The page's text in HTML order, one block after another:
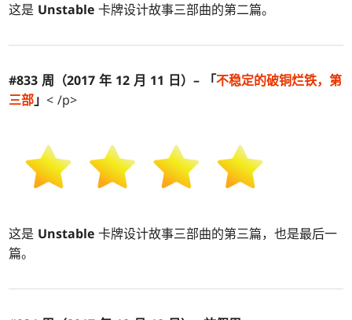
这是 Unstable卡牌设计故事三部曲的第二篇。
#833 周（2017 年 12 月 11 日）– 「不稳定的破铜烂铁，第
三部」< /p>
这是 Unstable卡牌设计故事三部曲的第三篇，也是最后一
篇。